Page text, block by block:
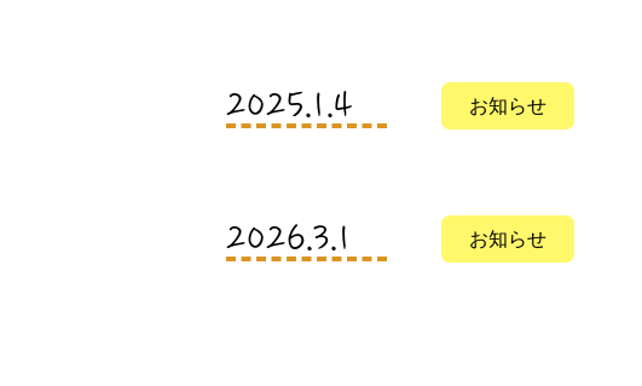
​2025.1.4 お知らせ
​2026.3.1 お知らせ